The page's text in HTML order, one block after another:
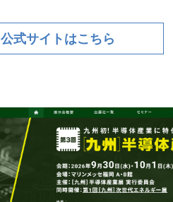
公式サイトはこちら